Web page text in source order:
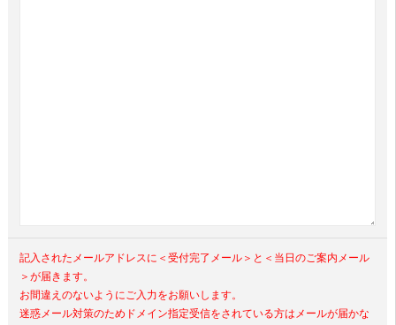
記入されたメールアドレスに＜受付完了メール＞と＜当日のご案内メール
＞が届きます。
お間違えのないようにご入力をお願いします。
迷惑メール対策のためドメイン指定受信をされている方はメールが届かな